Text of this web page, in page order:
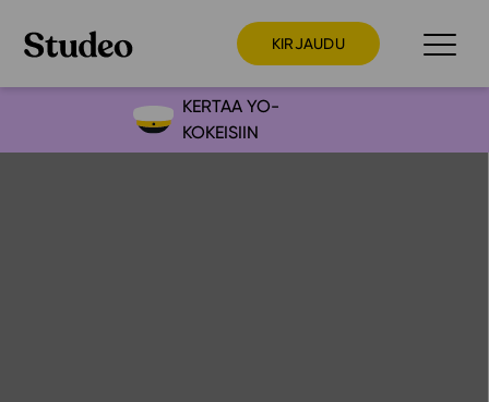
KIRJAUDU
Preppaaja
KERTAA YO-
KOKEISIIN